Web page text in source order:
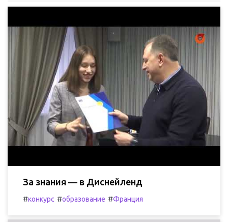
За знания — в Диснейленд
#конкурс #образование #Франция